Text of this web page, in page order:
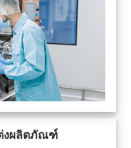
งผลิตภัณฑ์